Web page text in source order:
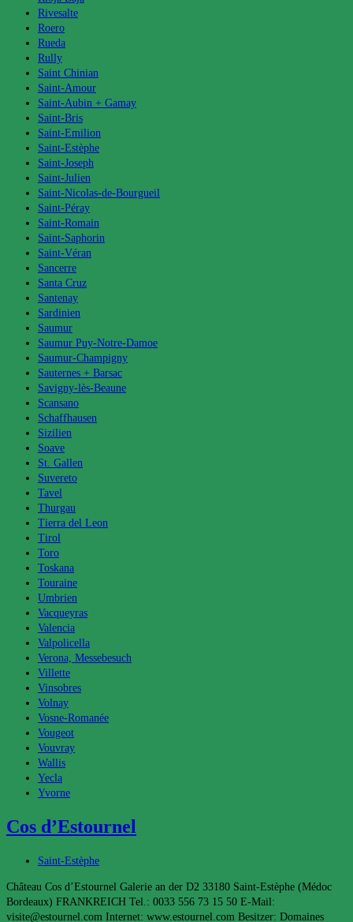
Rivesalte
Roero
Rueda
Rully
Saint Chinian
Saint-Amour
Saint-Aubin + Gamay
Saint-Bris
Saint-Emilion
Saint-Estèphe
Saint-Joseph
Saint-Julien
Saint-Nicolas-de-Bourgueil
Saint-Péray
Saint-Romain
Saint-Saphorin
Saint-Véran
Sancerre
Santa Cruz
Santenay
Sardinien
Saumur
Saumur Puy-Notre-Damoe
Saumur-Champigny
Sauternes + Barsac
Savigny-lès-Beaune
Scansano
Schaffhausen
Sizilien
Soave
St. Gallen
Suvereto
Tavel
Thurgau
Tierra del Leon
Tirol
Toro
Toskana
Touraine
Umbrien
Vacqueyras
Valencia
Valpolicella
Verona, Messebesuch
Villette
Vinsobres
Volnay
Vosne-Romanée
Vougeot
Vouvray
Wallis
Yecla
Yvorne
Cos d’Estournel
Beitrags-
Saint-Estèphe
Château Cos d’Estournel Galerie an der D2 33180 Saint-Estèphe (Médoc
Bordeaux) FRANKREICH Tel.: 0033 556 73 15 50 E-Mail:
visite@estournel.com Internet: www.estournel.com Besitzer: Domaines